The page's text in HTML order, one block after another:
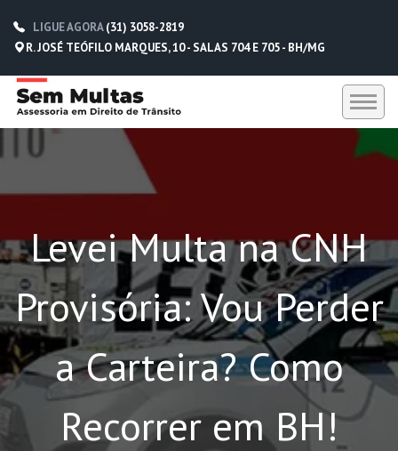
LIGUE AGORA(31) 3058-2819
R. JOSÉ TEÓFILO MARQUES, 10 - SALAS 704 E 705 - BH/MG
DEPOIMENTOS
CONTATO
(31) 3058-2819
(31) 98229-5662
(31) 98752-0612
Levei Multa na CNH
Provisória: Vou Perder
a Carteira? Como
Recorrer em BH!